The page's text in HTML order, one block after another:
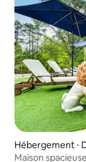
Hébergement ⋅
Maison